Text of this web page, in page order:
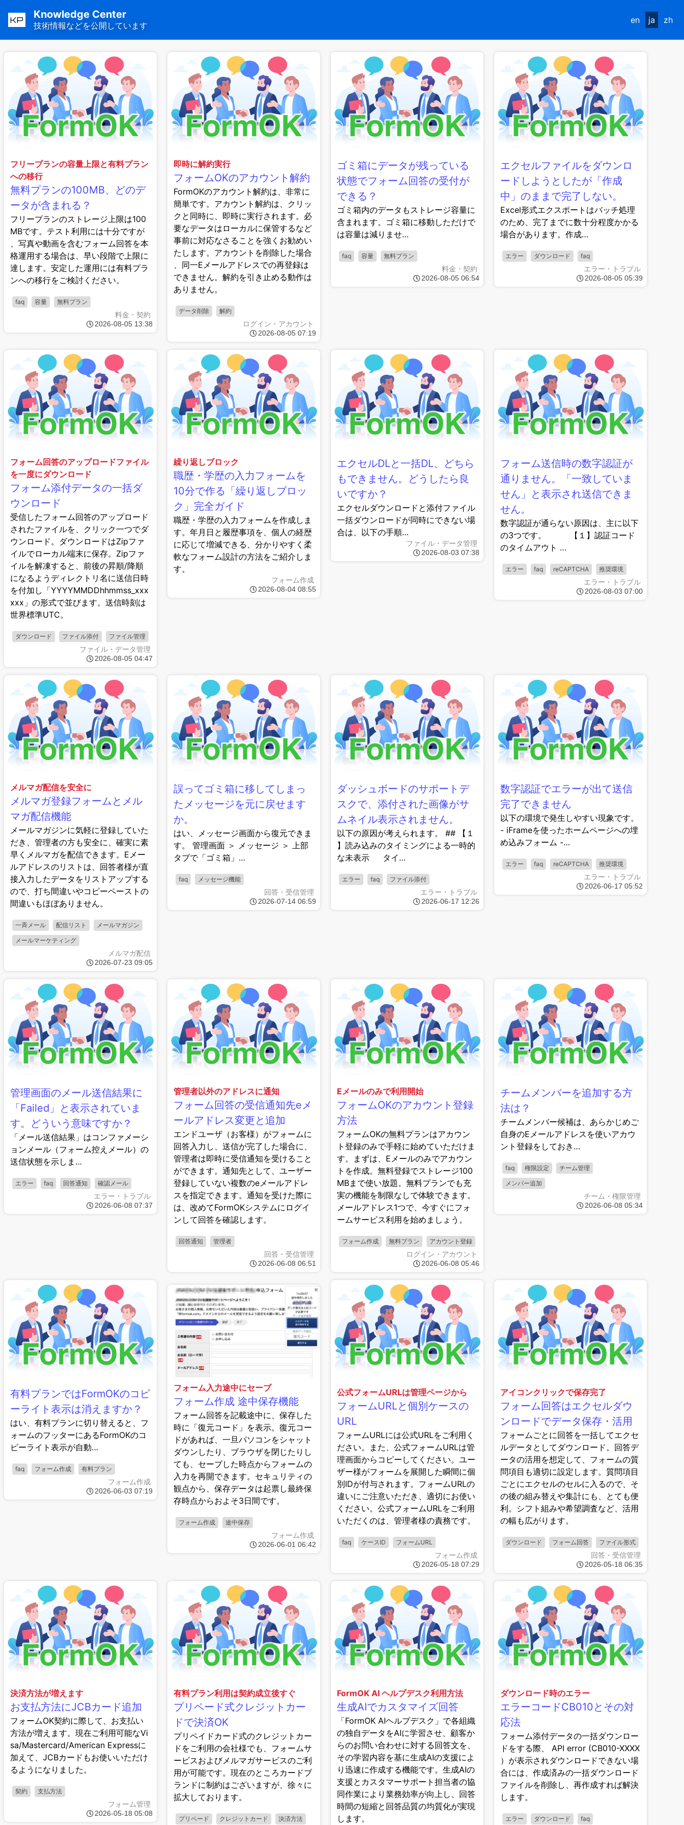
KP Knowledge Center
技術情報などを公開しています
en ja zh
フリープランの容量上限と有料プラン
への移行
無料プランの100MB、どのデ
ータが含まれる？
フリープランのストレージ上限は100
MBです。テスト利用には十分ですが
、写真や動画を含むフォーム回答を本
格運用する場合は、早い段階で上限に
達します。安定した運用には有料プラ
ンへの移行をご検討ください。
faq 容量 無料プラン
料金・契約
2026-08-05 13:38
即時に解約実行
フォームOKのアカウント解約
FormOKのアカウント解約は、非常に
簡単です。アカウント解約は、クリッ
クと同時に、即時に実行されます。必
要なデータはローカルに保管するなど
事前に対応なさることを強くお勧めい
たします。アカウントを削除した場合
、同一Eメールアドレスでの再登録は
できません。解約を引き止める動作は
ありません。
データ削除 解約
ログイン・アカウント
2026-08-05 07:19
ゴミ箱にデータが残っている
状態でフォーム回答の受付が
できる？
ゴミ箱内のデータもストレージ容量に
含まれます。ゴミ箱に移動しただけで
は容量は減りませ…
faq 容量 無料プラン
料金・契約
2026-08-05 06:54
エクセルファイルをダウンロ
ードしようとしたが「作成
中」のままで完了しない。
Excel形式エクスポートはバッチ処理
のため、完了までに数十分程度かかる
場合があります。作成…
エラー ダウンロード faq
エラー・トラブル
2026-08-05 05:39
フォーム回答のアップロードファイル
を一度にダウンロード
フォーム添付データの一括ダ
ウンロード
受信したフォーム回答のアップロード
されたファイルを、クリック一つでダ
ウンロード。ダウンロードはZipファ
イルでローカル端末に保存。Zipファ
イルを解凍すると、前後の昇順/降順
になるようディレクトリ名に送信日時
を付加し「YYYYMMDDhhmmss_xxx
xxx」の形式で並びます。送信時刻は
世界標準UTC。
ダウンロード ファイル添付 ファイル管理
ファイル・データ管理
2026-08-05 04:47
繰り返しブロック
職歴・学歴の入力フォームを
10分で作る「繰り返しブロッ
ク」完全ガイド
職歴・学歴の入力フォームを作成しま
す。年月日と履歴事項を、個人の経歴
に応じて増減できる、分かりやすく柔
軟なフォーム設計の方法をご紹介しま
す。
フォーム作成
2026-08-04 08:55
エクセルDLと一括DL、どちら
もできません。どうしたら良
いですか？
エクセルダウンロードと添付ファイル
一括ダウンロードが同時にできない場
合は、以下の手順…
ファイル・データ管理
2026-08-03 07:38
フォーム送信時の数字認証が
通りません。「一致していま
せん」と表示され送信できま
せん。
数字認証が通らない原因は、主に以下
の3つです。 【１】認証コード
のタイムアウト …
エラー faq reCAPTCHA 推奨環境
エラー・トラブル
2026-08-03 07:00
メルマガ配信を安全に
メルマガ登録フォームとメル
マガ配信機能
メールマガジンに気軽に登録していた
だき、管理者の方も安全に、確実に素
早くメルマガを配信できます。Eメー
ルアドレスのリストは、回答者様が直
接入力したデータをリストアップする
ので、打ち間違いやコピーペーストの
間違いもほぼありません。
一斉メール 配信リスト
メールマガジン
メールマーケティング
メルマガ配信
2026-07-23 09:05
誤ってゴミ箱に移してしまっ
たメッセージを元に戻せます
か。
はい、メッセージ画面から復元できま
す。 管理画面 ＞ メッセージ ＞ 上部
タブで「ゴミ箱」…
faq メッセージ機能
回答・受信管理
2026-07-14 06:59
ダッシュボードのサポートデ
スクで、添付された画像がサ
ムネイル表示されません。
以下の原因が考えられます。 ## 【１
】読み込みのタイミングによる一時的
な未表示 タイ…
エラー faq ファイル添付
エラー・トラブル
2026-06-17 12:26
数字認証でエラーが出て送信
完了できません
以下の環境で発生しやすい現象です。
- iFrameを使ったホームページへの埋
め込みフォーム -…
エラー faq reCAPTCHA 推奨環境
エラー・トラブル
2026-06-17 05:52
管理画面のメール送信結果に
「Failed」と表示されていま
す。どういう意味ですか？
「メール送信結果」はコンファメーシ
ョンメール（フォーム控えメール）の
送信状態を示しま…
エラー faq 回答通知 確認メール
エラー・トラブル
2026-06-08 07:37
管理者以外のアドレスに通知
フォーム回答の受信通知先eメ
ールアドレス変更と追加
エンドユーザ（お客様）がフォームに
回答入力し、送信が完了した場合に、
管理者は即時に受信通知を受けること
ができます。通知先として、ユーザー
登録していない複数のeメールアドレ
スを指定できます。通知を受けた際に
は、改めてFormOKシステムにログイ
ンして回答を確認します。
回答通知 管理者
回答・受信管理
2026-06-08 06:51
Eメールのみで利用開始
フォームOKのアカウント登録
方法
フォームOKの無料プランはアカウン
ト登録のみで手軽に始めていただけま
す。まずは、Eメールのみでアカウン
トを作成。無料登録でストレージ100
MBまで使い放題。無料プランでも充
実の機能を制限なしで体験できます。
メールアドレス1つで、今すぐにフォ
ームサービス利用を始めましょう。
フォーム作成 無料プラン アカウント登録
ログイン・アカウント
2026-06-08 05:46
チームメンバーを追加する方
法は？
チームメンバー候補は、あらかじめご
自身のEメールアドレスを使いアカウ
ント登録をしておき…
faq 権限設定
チーム管理
メンバー追加
チーム・権限管理
2026-06-08 05:34
有料プランではFormOKのコピ
ーライト表示は消えますか？
はい、有料プランに切り替えると、フ
ォームのフッターにあるFormOKのコ
ピーライト表示が自動…
faq フォーム作成 有料プラン
フォーム作成
2026-06-03 07:19
フォーム入力途中にセーブ
フォーム作成 途中保存機能
フォーム回答を記載途中に、保存した
時に「復元コード」を表示。復元コー
ドがあれば、一旦パソコンをシャット
ダウンしたり、ブラウザを閉じたりし
ても、セーブした時点からフォームの
入力を再開できます。セキュリティの
観点から、保存データは起票し最終保
存時点からおよそ3日間です。
フォーム作成 途中保存
フォーム作成
2026-06-01 06:42
公式フォームURLは管理ページから
フォームURLと個別ケースの
URL
フォームURLには公式URLをご利用く
ださい。また、公式フォームURLは管
理画面からコピーしてください。ユー
ザー様がフォームを展開した瞬間に個
別IDが付与されます。フォームURLの
違いにご注意いただき、適切にお使い
ください。公式フォームURLをご利用
いただくのは、管理者様の責務です。
faq ケースID フォームURL
フォーム作成
2026-05-18 07:29
アイコンクリックで保存完了
フォーム回答はエクセルダウ
ンロードでデータ保存・活用
フォームごとに回答を一括してエクセ
ルデータとしてダウンロード。回答デ
ータの活用を想定して、フォームの質
問項目も適切に設定します。質問項目
ごとにエクセルのセルに入るので、そ
の後の組み替えや集計にも、とても便
利。シフト組みや希望調査など、活用
の幅も広がります。
ダウンロード フォーム回答 ファイル形式
回答・受信管理
2026-05-18 06:35
決済方法が増えます
お支払方法にJCBカード追加
フォームOK契約に際して、お支払い
方法が増えます。現在ご利用可能なVi
sa/Mastercard/American Expressに
加えて、JCBカードもお使いいただけ
るようになりました。
契約 支払方法
フォーム管理
2026-05-18 05:08
有料プラン利用は契約成立後すぐ
プリペード式クレジットカー
ドで決済OK
プリペイドカード式のクレジットカー
ドをご利用の会社様でも、フォームサ
ービスおよびメルマガサービスのご利
用が可能です。現在のところカードブ
ランドに制約はございますが、徐々に
拡大しております。
プリペード クレジットカード 決済方法
FormOK AI ヘルプデスク利用方法
生成AIでカスタマイズ回答
「FormOK AIヘルプデスク」で各組織
の独自データをAIに学習させ、顧客か
らのお問い合わせに対する回答文を、
その学習内容を基に生成AIの支援によ
り迅速に作成する機能です。生成AIの
支援とカスタマーサポート担当者の協
同作業により業務効率が向上し、回答
時間の短縮と回答品質の均質化が実現
します。
ダウンロード時のエラー
エラーコードCB010とその対
応法
フォーム添付データの一括ダウンロー
ドをする際、 API error (CB010-XXXX
）が表示されダウンロードできない場
合には、作成済みの一括ダウンロード
ファイルを削除し、再作成すれば解決
します。
エラー ダウンロード faq